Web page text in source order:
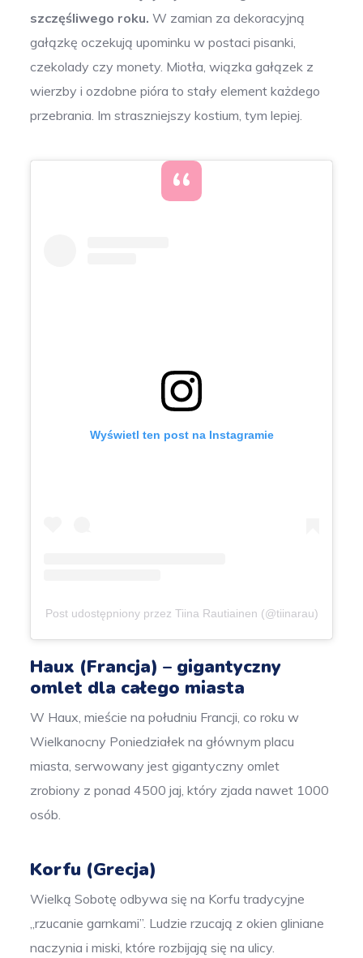
szczęśliwego roku. W zamian za dekoracyjną
gałązkę oczekują upominku w postaci pisanki,
czekolady czy monety. Miotła, wiązka gałązek z
wierzby i ozdobne pióra to stały element każdego
przebrania. Im straszniejszy kostium, tym lepiej.
Wyświetl ten post na Instagramie
Post udostępniony przez Tiina Rautiainen (@tiinarau)
Haux (Francja) – gigantyczny
omlet dla całego miasta
W Haux, mieście na południu Francji, co roku w
Wielkanocny Poniedziałek na głównym placu
miasta, serwowany jest gigantyczny omlet
zrobiony z ponad 4500 jaj, który zjada nawet 1000
osób.
Korfu (Grecja)
Wielką Sobotę odbywa się na Korfu tradycyjne
„rzucanie garnkami”. Ludzie rzucają z okien gliniane
naczynia i miski, które rozbijają się na ulicy.